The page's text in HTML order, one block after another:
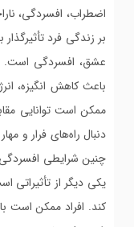
اضطراب، افسردگی،
بر زندگی فرد
عشق، افسردگی است.
باعث کاهش انگیزه،
ممکن است توانایی
دنبال راه‌های فرار و
چنین شرایطی
یکی دیگر از
کند. افراد ممکن است با